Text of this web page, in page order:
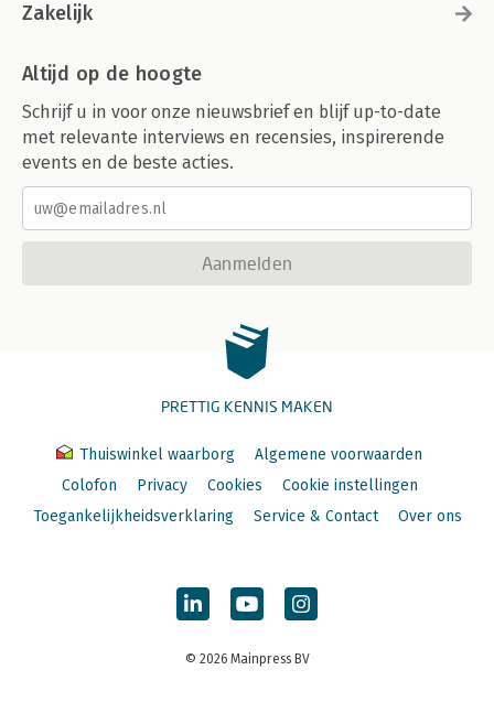
Zakelijk
Altijd op de hoogte
Schrijf u in voor onze nieuwsbrief en blijf up-to-date
met relevante interviews en recensies, inspirerende
events en de beste acties.
Aanmelden
PRETTIG KENNIS MAKEN
Thuiswinkel waarborg
Algemene voorwaarden
Colofon
Privacy Cookies
Cookie instellingen
Toegankelijkheidsverklaring
Service & Contact Over ons
© 2026 Mainpress BV